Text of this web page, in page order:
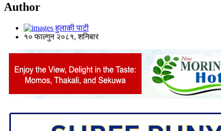
Author
हुलाकी पाटी
१० फाल्गुन २०८१, शनिबार